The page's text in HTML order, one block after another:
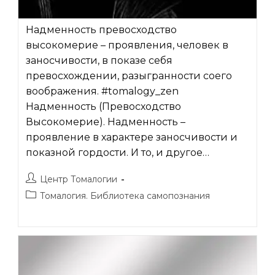
Надменность превосходство
высокомерие – проявления, человек в
заносчивости, в показе себя
превосхождении, разыгранности соего
воображения. #tomalogy_zen
Надменность (Превосходство
Высокомерие). Надменность –
проявление в характере заносчивости и
показной гордости. И то, и другое…
Автор
записи:
Центр Томалогии
Рубрика
Томалогия. Библиотека самопознания